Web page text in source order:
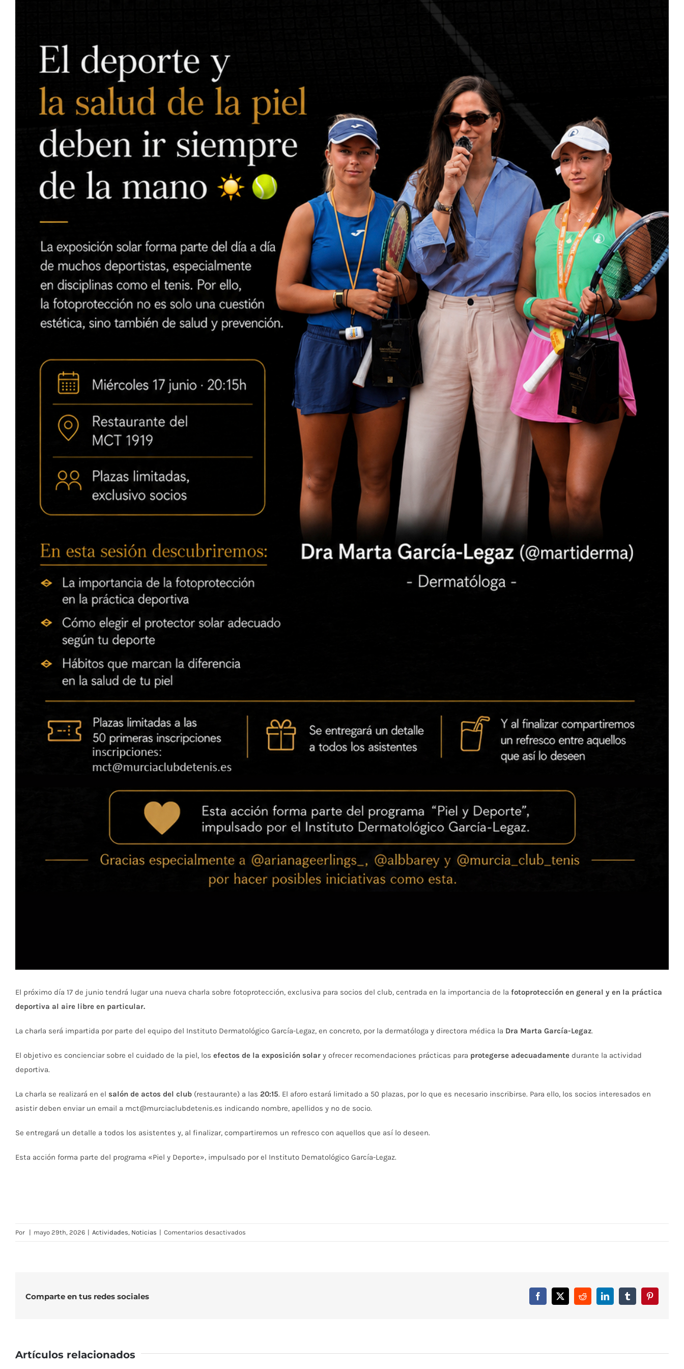
El próximo día 17 de junio tendrá lugar una nueva charla sobre fotoprotección, exclusiva para socios del club, centrada en la importancia de la fotoprotección en general y en la práctica
deportiva al aire libre en particular.
La charla será impartida por parte del equipo del Instituto Dermatológico García-Legaz, en concreto, por la dermatóloga y directora médica la Dra Marta García-Legaz.
El objetivo es concienciar sobre el cuidado de la piel, los efectos de la exposición solar y ofrecer recomendaciones prácticas para protegerse adecuadamente durante la actividad
deportiva.
La charla se realizará en el salón de actos del club (restaurante) a las 20:15. El aforo estará limitado a 50 plazas, por lo que es necesario inscribirse. Para ello, los socios interesados en
asistir deben enviar un email a mct@murciaclubdetenis.es indicando nombre, apellidos y nº de socio.
Se entregará un detalle a todos los asistentes y, al finalizar, compartiremos un refresco con aquellos que así lo deseen.
Esta acción forma parte del programa «Piel y Deporte», impulsado por el Instituto Dematológico García-Legaz.
Por | mayo 29th, 2026 | Actividades, Noticias | Comentarios desactivados
del
Comparte en tus redes sociales Facebook
X RedditLinkedInTumblrPinterest
Artículos relacionados